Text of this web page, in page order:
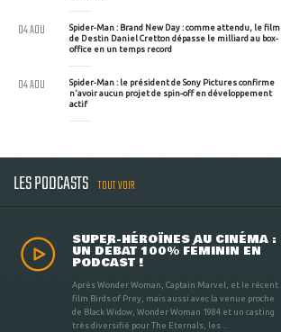
Spider-Man : Brand New Day : comme attendu, le film
de Destin Daniel Cretton dépasse le milliard au box-
office en un temps record
04 AOU
Spider-Man : le président de Sony Pictures confirme
n'avoir aucun projet de spin-off en développement
actif
04 AOU
LES PODCASTS TOUT VOIR
SUPER-HÉROÏNES AU CINÉMA :
UN DÉBAT 100% FÉMININ EN
PODCAST !
Après Wonder Woman, Captain Marvel, et le récent
film Birds of Prey, mais aussi avec la venue proche
de Black Widow, Wonder Woman 1984 et un casting
très diversifié pour The Eternals, les ...